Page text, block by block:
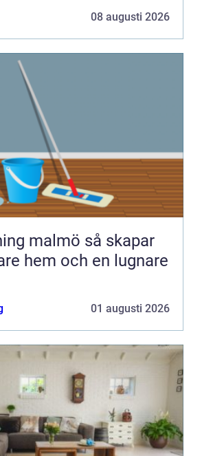
08 augusti 2026
så skapar
hem och en lugnare
01 augusti 2026